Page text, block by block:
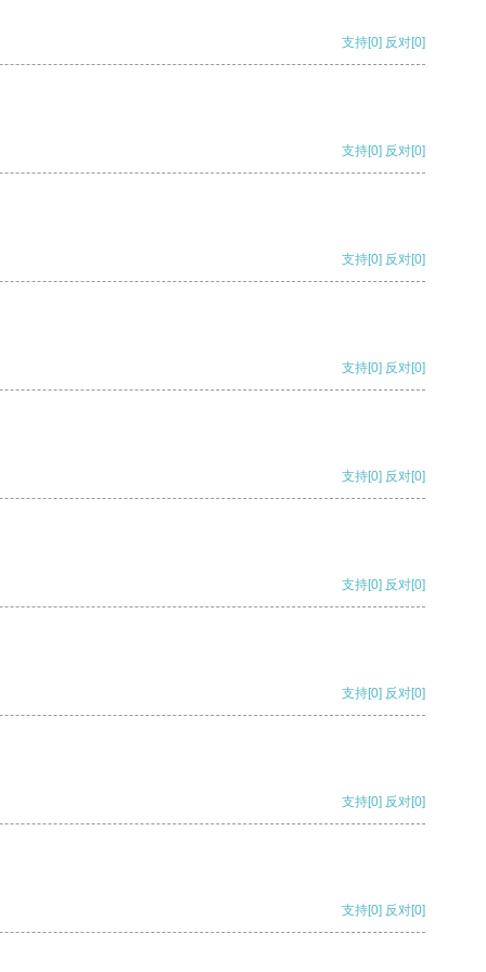
支持[0] 反对[0]
支持[0] 反对[0]
支持[0] 反对[0]
支持[0] 反对[0]
支持[0] 反对[0]
支持[0] 反对[0]
支持[0] 反对[0]
支持[0] 反对[0]
支持[0] 反对[0]